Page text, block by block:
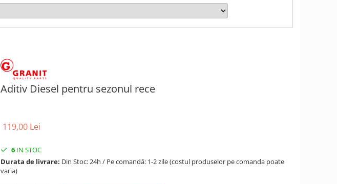
Aditiv Diesel pentru sezonul rece
119,00 Lei
6 IN STOC
Durata de livrare: Din Stoc: 24h / Pe comandă: 1-2 zile (costul produselor pe comanda poate
varia)